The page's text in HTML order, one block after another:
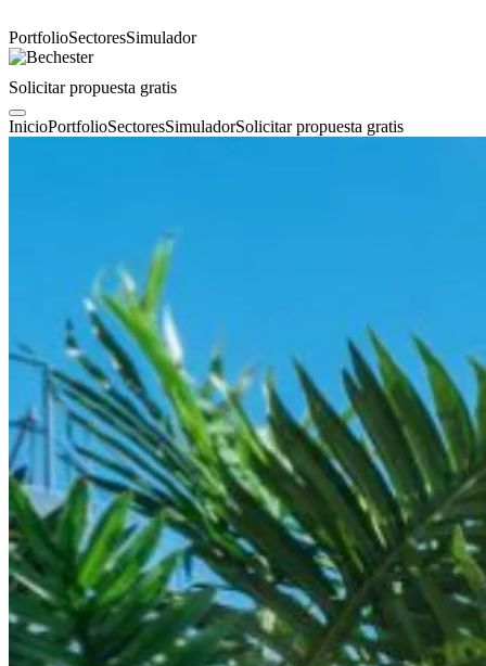
PortfolioSectoresSimulador
Solicitar propuesta gratis
InicioPortfolioSectoresSimuladorSolicitar propuesta gratis